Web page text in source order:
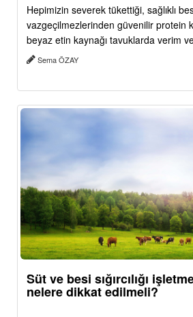
Hepimizin severek tükettiği, sağlıklı
vazgeçilmezlerinden güvenilir protein
beyaz etin kaynağı tavuklarda verim
Sema ÖZAY
Süt ve besi sığırcılığı
nelere dikkat edilmeli?